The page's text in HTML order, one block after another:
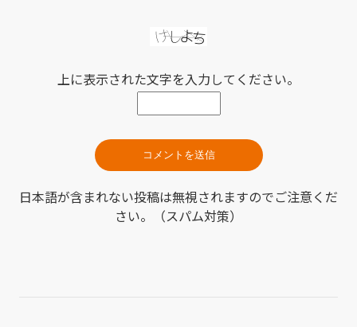
上に表示された文字を入力してください。
日本語が含まれない投稿は無視されますのでご注意くだ
さい。（スパム対策）